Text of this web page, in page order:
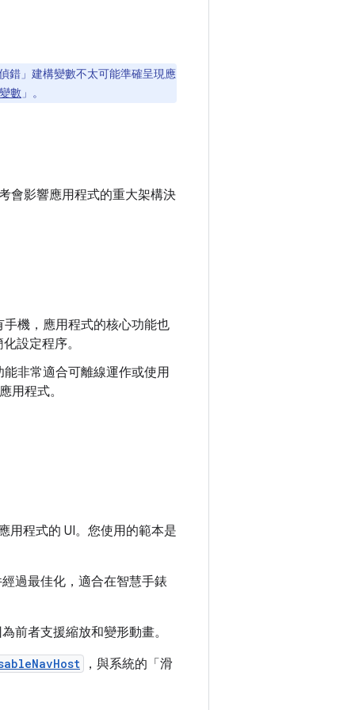
錯」建構變數不太可能準確呈現應
數 」。
會影響應用程式的重大架構決
機，應用程式的核心功能也
設定程序。
非常適合可離線運作或使用
用程式。
用程式的 UI。您使用的範本是
過最佳化，適合在智慧手錶
前者支援縮放和變形動畫。
，與系統的「滑